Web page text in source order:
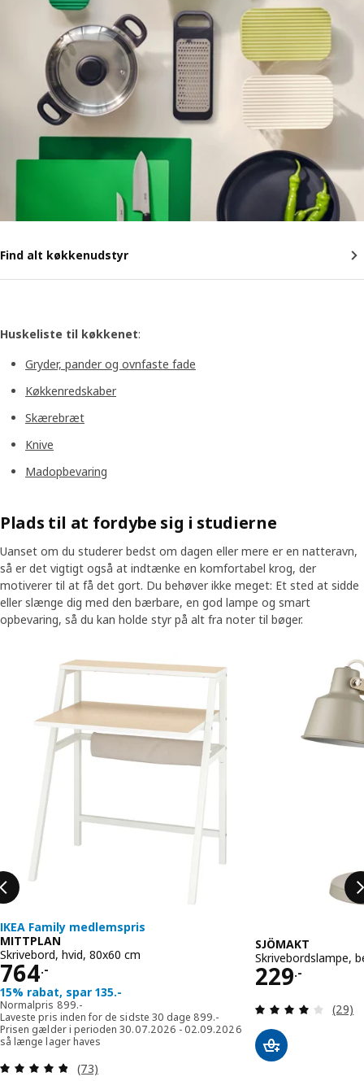
Find alt køkkenudstyr
Huskeliste til køkkenet:
Gryder, pander og ovnfaste fade
Køkkenredskaber
Skærebræt
Knive
Madopbevaring
Plads til at fordybe sig i studierne
Uanset om du studerer bedst om dagen eller mere er en natteravn,
så er det vigtigt også at indtænke en komfortabel krog, der
motiverer til at få det gort. Du behøver ikke meget: Et sted at sidde
eller slænge dig med den bærbare, en god lampe og smart
opbevaring, så du kan holde styr på alt fra noter til bøger.
Spring listen over
IKEA Family medlemspris
MITTPLAN
Skrivebord, hvid, 80x60 cm
764.-
Pris 764.-
15% rabat, spar 135.-
Normalpris 899.-
Normalpris 899.-
Laveste pris inden for de sidste 30 dage 899.-
Laveste pris inden for de sidste 30
Prisen gælder i perioden 30.07.2026 - 02.09.2026
så længe lager haves
Anmeld: 4.8 ud af 5 Stjerner. Anmeldelser i alt:
(73)
SJÖMAKT
Skrivebordslampe,
229.-
Pris 229.-
(29)